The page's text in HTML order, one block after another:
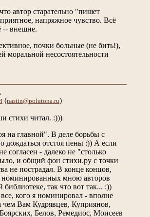
автор старательно "пишет
напряжное чувство. Всё
-- внешне.
почки больные (не бить!),
моральной несостоятельности
(nastin@polutona.ru)
стихи читал. :)))
на главной". В деле борьбы с
дождаться отстоя пены :)) А если
согласен - далеко не "столько
и общий фон стихи.ру с точки
не пострадал. В конце концов,
номинированных мною авторов
так что вот так... :))
кого я номинировал - вполне
Вам Кудрявцев, Куприянов,
Белов, Ремедиос, Моисеев